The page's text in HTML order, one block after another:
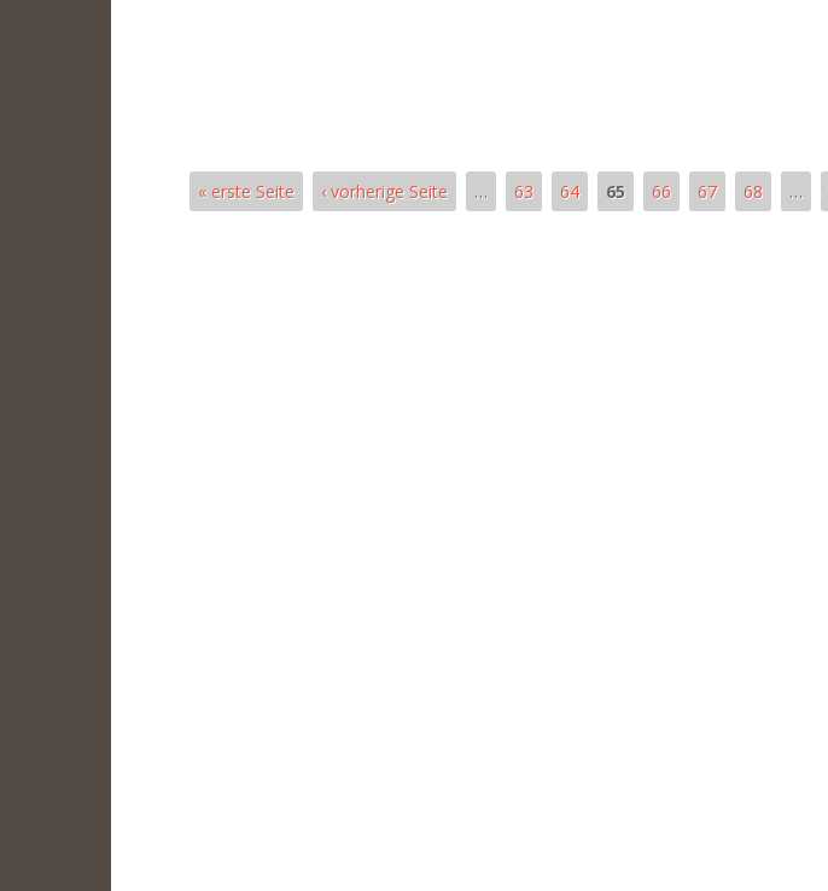
« erste Seite ‹ vorherige Seite … 63 64 65 66 67 68 …